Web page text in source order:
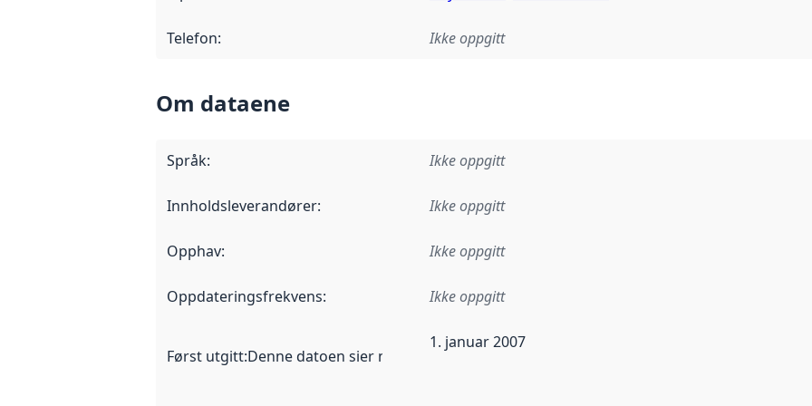
Telefon: Ikke oppgitt
Om dataene
Språk: Ikke oppgitt
Innholdsleverandører: Ikke oppgitt
Opphav: Ikke oppgitt
Oppdateringsfrekvens: Ikke oppgitt
Først utgitt:Denne datoen sier når dataene i dette datasettet første gang ble utgitt. Det kan
1. januar 2007